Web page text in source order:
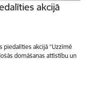
akcijā
piedalīties akcijā “Uzzīmē
domāšanas attīstību un